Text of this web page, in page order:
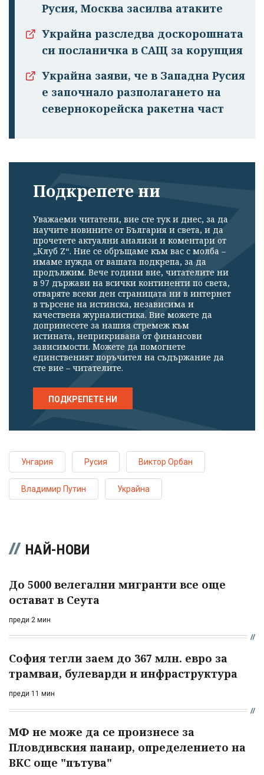
Русия, Москва засилва атаките
Украйна разследва доскорошната
си посланичка в САЩ за корупция
Украйна заяви, че в Западна Русия
е започнало разполагането на
севернокорейска ракетна част
Подкрепете ни
Уважаеми читатели, вие сте тук и днес, за да
научите новините от България и света, и да
прочетете актуални анализи и коментари от
„Клуб Z“. Ние се обръщаме към вас с молба –
имаме нужда от вашата подкрепа, за да
продължим. Вече години вие, читателите ни
в 97 държави на всички континенти по света,
отваряте всеки ден страницата ни в интернет
в търсене на истинска, независима и
качествена журналистика. Вие можете да
допринесете за нашия стремеж към
истината, неприкривана от финансови
зависимости. Можете да помогнете
единственият поръчител на съдържание да
сте вие – читателите.
ПОДКРЕПЕТЕ НИ
Унгария Русия Виктор Орбан
Владимир Путин Украйна
НАЙ-НОВИ
До 5000 велегални мигранти все още
остават в Сеута
преди 2 мин
София тегли заем до 367 млн. евро за
трамваи, булеварди и инфраструктура
преди 11 мин
МФ не може да се произнесе за
Пловдивския панаир, определението на
ВКС още "пътува"